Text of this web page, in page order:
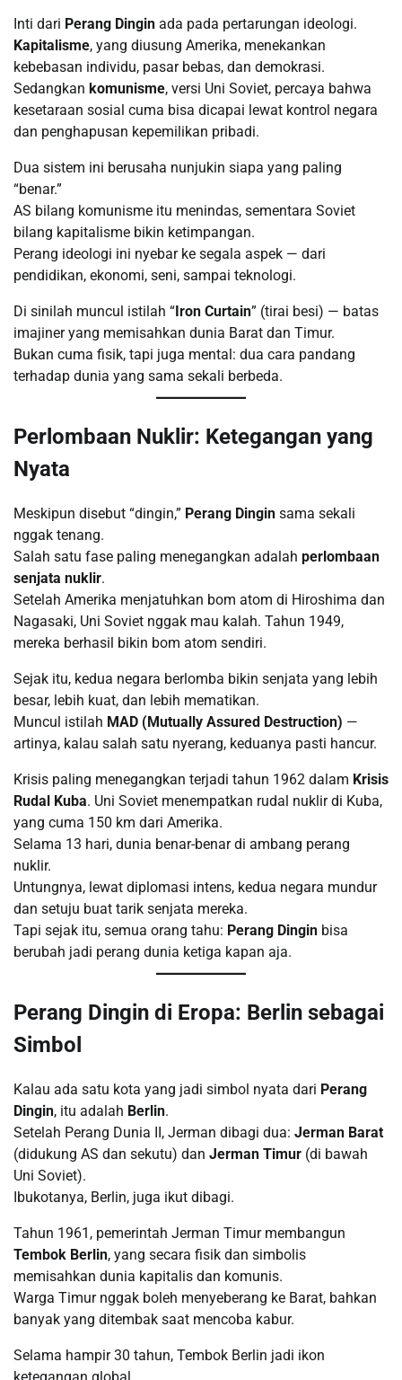
Inti dari Perang Dingin ada pada pertarungan ideologi.
Kapitalisme, yang diusung Amerika, menekankan
kebebasan individu, pasar bebas, dan demokrasi.
Sedangkan komunisme, versi Uni Soviet, percaya bahwa
kesetaraan sosial cuma bisa dicapai lewat kontrol negara
dan penghapusan kepemilikan pribadi.
Dua sistem ini berusaha nunjukin siapa yang paling
“benar.”
AS bilang komunisme itu menindas, sementara Soviet
bilang kapitalisme bikin ketimpangan.
Perang ideologi ini nyebar ke segala aspek — dari
pendidikan, ekonomi, seni, sampai teknologi.
Di sinilah muncul istilah “Iron Curtain” (tirai besi) — batas
imajiner yang memisahkan dunia Barat dan Timur.
Bukan cuma fisik, tapi juga mental: dua cara pandang
terhadap dunia yang sama sekali berbeda.
Perlombaan Nuklir: Ketegangan yang
Nyata
Meskipun disebut “dingin,” Perang Dingin sama sekali
nggak tenang.
Salah satu fase paling menegangkan adalah perlombaan
senjata nuklir.
Setelah Amerika menjatuhkan bom atom di Hiroshima dan
Nagasaki, Uni Soviet nggak mau kalah. Tahun 1949,
mereka berhasil bikin bom atom sendiri.
Sejak itu, kedua negara berlomba bikin senjata yang lebih
besar, lebih kuat, dan lebih mematikan.
Muncul istilah MAD (Mutually Assured Destruction) —
artinya, kalau salah satu nyerang, keduanya pasti hancur.
Krisis paling menegangkan terjadi tahun 1962 dalam Krisis
Rudal Kuba. Uni Soviet menempatkan rudal nuklir di Kuba,
yang cuma 150 km dari Amerika.
Selama 13 hari, dunia benar-benar di ambang perang
nuklir.
Untungnya, lewat diplomasi intens, kedua negara mundur
dan setuju buat tarik senjata mereka.
Tapi sejak itu, semua orang tahu: Perang Dingin bisa
berubah jadi perang dunia ketiga kapan aja.
Perang Dingin di Eropa: Berlin sebagai
Simbol
Kalau ada satu kota yang jadi simbol nyata dari Perang
Dingin, itu adalah Berlin.
Setelah Perang Dunia II, Jerman dibagi dua: Jerman Barat
(didukung AS dan sekutu) dan Jerman Timur (di bawah
Uni Soviet).
Ibukotanya, Berlin, juga ikut dibagi.
Tahun 1961, pemerintah Jerman Timur membangun
Tembok Berlin, yang secara fisik dan simbolis
memisahkan dunia kapitalis dan komunis.
Warga Timur nggak boleh menyeberang ke Barat, bahkan
banyak yang ditembak saat mencoba kabur.
Selama hampir 30 tahun, Tembok Berlin jadi ikon